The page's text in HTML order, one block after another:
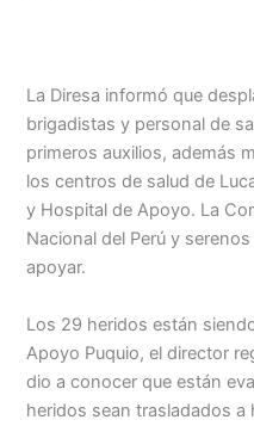
La Diresa informó que
brigadistas y personal de
primeros auxilios, además
los centros de salud de
y Hospital de Apoyo. La
Nacional del Perú y
apoyar.
Los 29 heridos están
Apoyo Puquio, el director
dio a conocer que están
heridos sean trasladados